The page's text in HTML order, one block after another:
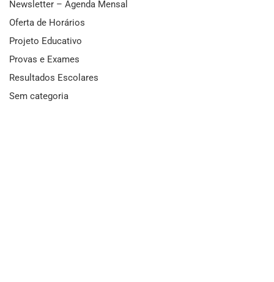
Newsletter – Agenda Mensal
Oferta de Horários
Projeto Educativo
Provas e Exames
Resultados Escolares
Sem categoria